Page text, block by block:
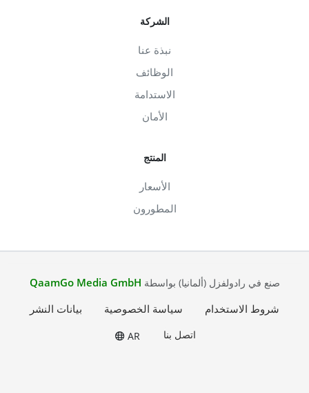
الشركة
نبذة عنا
الوظائف
الاستدامة
الأمان
المنتج
الأسعار
المطورون
صنع في رادولفزل (ألمانيا) بواسطة QaamGo Media GmbH
شروط الاستخدام
سياسة الخصوصية بيانات النشر
اتصل بنا AR